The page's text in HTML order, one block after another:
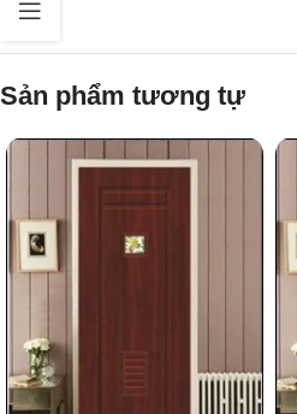
Sản phẩm tương tự